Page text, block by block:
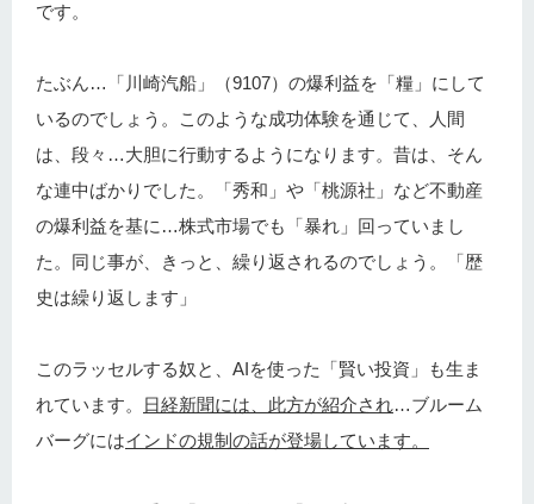
です。
たぶん…「川崎汽船」（9107）の爆利益を「糧」にして
いるのでしょう。このような成功体験を通じて、人間
は、段々…大胆に行動するようになります。昔は、そん
な連中ばかりでした。「秀和」や「桃源社」など不動産
の爆利益を基に…株式市場でも「暴れ」回っていまし
た。同じ事が、きっと、繰り返されるのでしょう。「歴
史は繰り返します」
このラッセルする奴と、AIを使った「賢い投資」も生ま
れています。
日経新聞には、此方が紹介され…ブルーム
バーグにはインドの規制の話が登場しています。